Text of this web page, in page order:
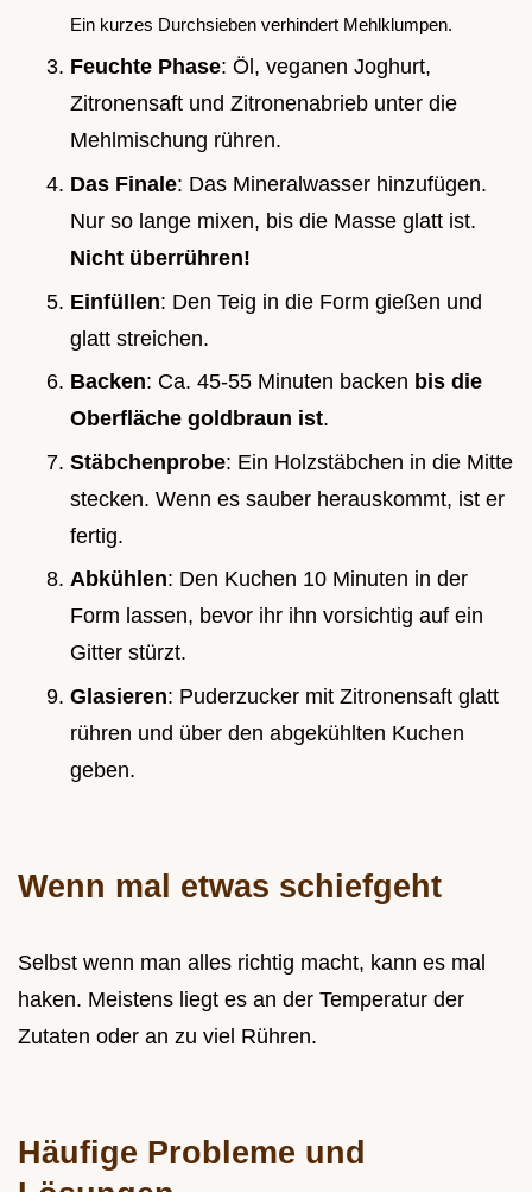
Ein kurzes Durchsieben verhindert Mehlklumpen.
Feuchte Phase: Öl, veganen Joghurt,
Zitronensaft und Zitronenabrieb unter die
Mehlmischung rühren.
Das Finale: Das Mineralwasser hinzufügen.
Nur so lange mixen, bis die Masse glatt ist.
Nicht überrühren!
Einfüllen: Den Teig in die Form gießen und
glatt streichen.
Backen: Ca. 45-55 Minuten backen bis die
Oberfläche goldbraun ist.
Stäbchenprobe: Ein Holzstäbchen in die Mitte
stecken. Wenn es sauber herauskommt, ist er
fertig.
Abkühlen: Den Kuchen 10 Minuten in der
Form lassen, bevor ihr ihn vorsichtig auf ein
Gitter stürzt.
Glasieren: Puderzucker mit Zitronensaft glatt
rühren und über den abgekühlten Kuchen
geben.
Wenn mal etwas schiefgeht
Selbst wenn man alles richtig macht, kann es mal
haken. Meistens liegt es an der Temperatur der
Zutaten oder an zu viel Rühren.
Häufige Probleme und